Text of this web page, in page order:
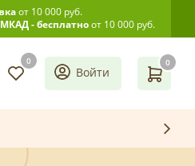
от 10 000 руб.
МКАД - бесплатноот 10 000 руб.
0 0
Войти